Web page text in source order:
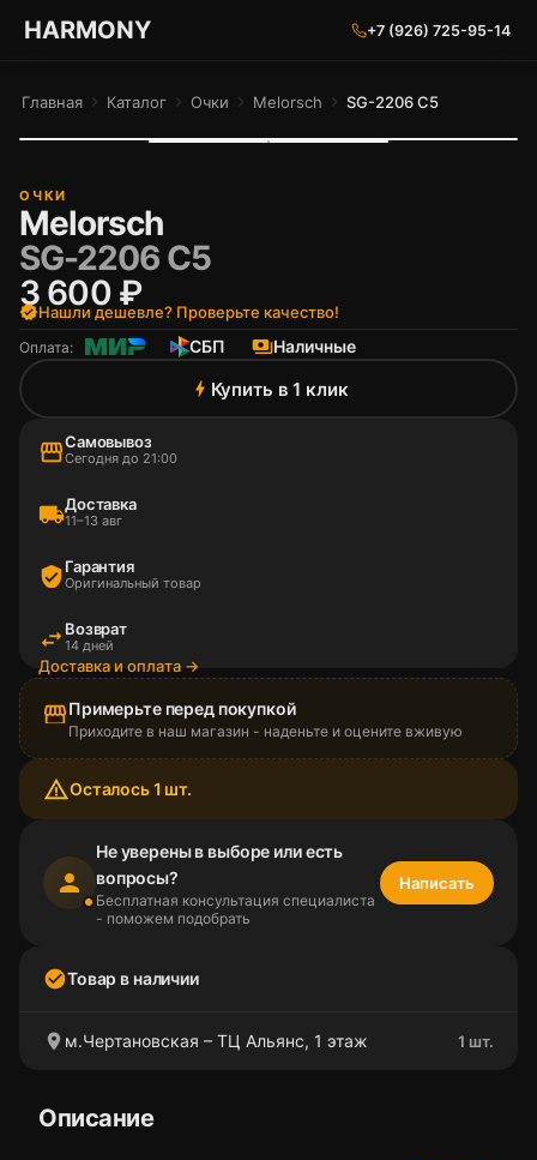
ГАРМОНИЯ ГЛАЗ
HARMONY +7 (926) 725-95-14
Главная chevron_right Каталог chevron_right Очки chevron_right Melorsch chevron_right SG-2206 C5
ОЧКИ
Melorsch
SG-2206 C5
3 600 ₽
verifiedНашли дешевле? Проверьте качество!
Оплата: СБП paymentsНаличные
bolt Купить в 1 клик
storefrontСамовывоз
Сегодня до 21:00
local_shippingДоставка
11–13 авг
verified_userГарантия
Оригинальный товар
swap_horiz Возврат
14 дней
Доставка и оплата →
storefrontПримерьте перед покупкой
Приходите в наш магазин - наденьте и оцените вживую
warning_amberОсталось 1 шт.
person
Не уверены в выборе или есть
вопросы?
Бесплатная консультация специалиста
- поможем подобрать
Написать
check_circleТовар в наличии
location_on м.Чертановская – ТЦ Альянс, 1 этаж 1 шт.
Описание